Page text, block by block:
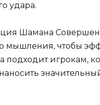
удара.
Шамана
мышления, чтобы
подходит игрокам,